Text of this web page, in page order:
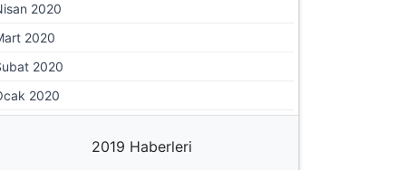
2020
2020
2020
2020
2019 Haberleri